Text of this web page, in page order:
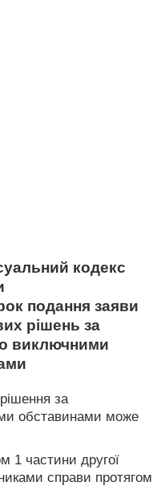
кодекс
подання заяви
рішень за
виключними
за
обставинами може
1 частини другої
справи протягом